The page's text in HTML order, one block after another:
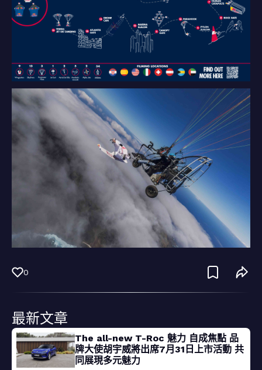
0
最新文章
The all-new T-Roc 魅力 自成焦點 品
牌大使胡宇威將出席7月31日上市活動 共
同展現多元魅力